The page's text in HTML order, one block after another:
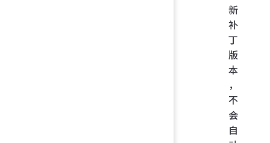
新
补
丁
版
本
，
不
会
自